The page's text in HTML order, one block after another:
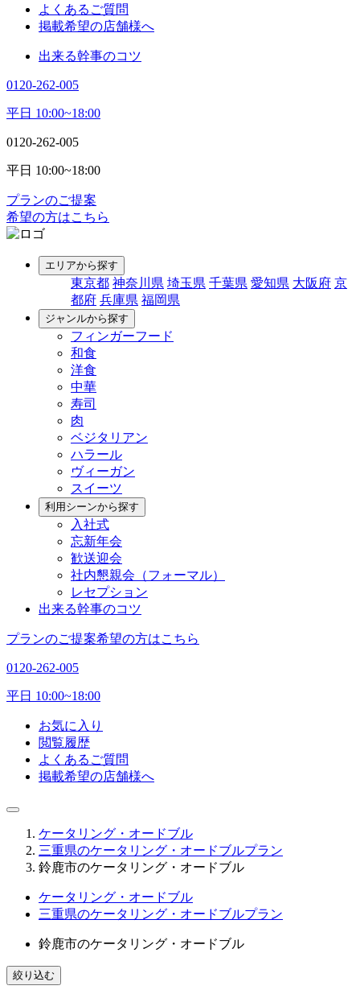
よくあるご質問
掲載希望の店舗様へ
出来る幹事のコツ
0120-262-005
平日 10:00~18:00
0120-262-005
平日 10:00~18:00
プランのご提案
希望の方はこちら
エリアから探す
東京都 神奈川県 埼玉県 千葉県 愛知県 大阪府 京
都府 兵庫県 福岡県
ジャンルから探す
フィンガーフード
和食
洋食
中華
寿司
肉
ベジタリアン
ハラール
ヴィーガン
スイーツ
利用シーンから探す
入社式
忘新年会
歓送迎会
社内懇親会（フォーマル）
レセプション
出来る幹事のコツ
プランのご提案希望の方はこちら
0120-262-005
平日 10:00~18:00
お気に入り
閲覧履歴
よくあるご質問
掲載希望の店舗様へ
ケータリング・オードブル
三重県のケータリング・オードブルプラン
鈴鹿市のケータリング・オードブル
ケータリング・オードブル
三重県のケータリング・オードブルプラン
鈴鹿市のケータリング・オードブル
絞り込む